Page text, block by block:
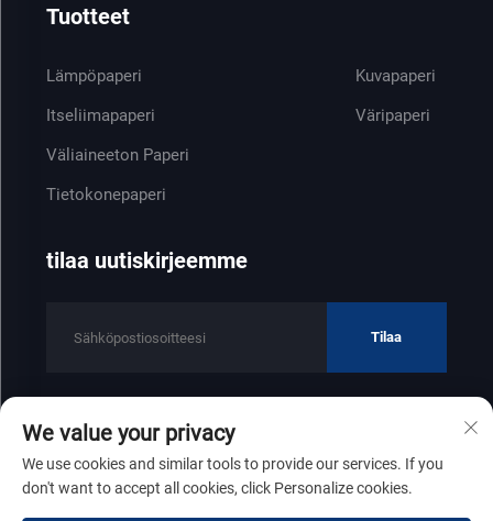
Tuotteet
Lämpöpaperi
Itseliimapaperi
Väliaineeton Paperi
Tietokonepaperi
Kuvapaperi
Väripaperi
tilaa uutiskirjeemme
Tilaa
Tekijänoikeus © 2025 Shandong Zhenfeng Paper Industry Co., Ltd
Tietosuojakäytäntö
We value your privacy
We use cookies and similar tools to provide our services. If you
don't want to accept all cookies, click Personalize cookies.